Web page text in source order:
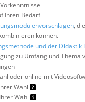
Ihren Bedarf
,
können.
und der Didaktik
zu Umfang und Thema
oder online mit
Wahl
Wahl